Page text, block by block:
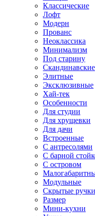
Классические
Лофт
Модерн
Прованс
Неоклассика
Минимализм
Под старину
Скандинавские
Элитные
Эксклюзивные
Хай-тек
Особенности
Для студии
Для хрущевки
Для дачи
Встроенные
С антресолями
С барной
С островом
Модульные
Скрытые ручки
Размер
Мини-кухни